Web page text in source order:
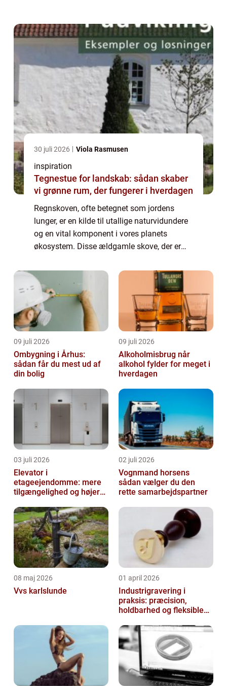
30 juli 2026 Viola Rasmusen
inspiration
Tegnestue for landskab: sådan skaber
vi grønne rum, der fungerer i hverdagen
Regnskoven, ofte betegnet som jordens
lunger, er en kilde til utallige naturvidundere
og en vital komponent i vores planets
økosystem. Disse ældgamle skove, der er
regioner, er hjem for mere en...
09 juli 2026
Ombygning i Århus:
sådan får du mest ud af
din bolig
09 juli 2026
Alkoholmisbrug når
alkohol fylder for meget i
hverdagen
03 juli 2026
Elevator i
etageejendomme: mere
tilgængelighed og højere
02 juli 2026
Vognmand horsens
sådan vælger du den
rette samarbejdspartner
08 maj 2026
Vvs karlslunde
01 april 2026
Industrigravering i
praksis: præcision,
holdbarhed og fleksible